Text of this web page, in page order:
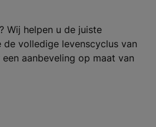
Wij helpen u de juiste
volledige levenscyclus van
aanbeveling op maat van